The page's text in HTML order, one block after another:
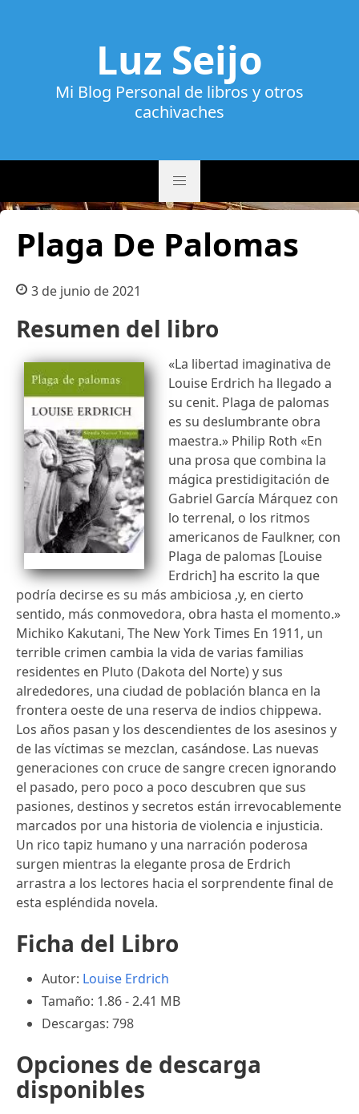
Luz Seijo
Mi Blog Personal de libros y otros
cachivaches
Plaga De Palomas
3 de junio de 2021
Resumen del libro
«La libertad imaginativa de
Louise Erdrich ha llegado a
su cenit. Plaga de palomas
es su deslumbrante obra
maestra.» Philip Roth «En
una prosa que combina la
mágica prestidigitación de
Gabriel García Márquez con
lo terrenal, o los ritmos
americanos de Faulkner, con
Plaga de palomas [Louise
Erdrich] ha escrito la que
podría decirse es su más ambiciosa ,y, en cierto
sentido, más conmovedora, obra hasta el momento.»
Michiko Kakutani, The New York Times En 1911, un
terrible crimen cambia la vida de varias familias
residentes en Pluto (Dakota del Norte) y sus
alrededores, una ciudad de población blanca en la
frontera oeste de una reserva de indios chippewa.
Los años pasan y los descendientes de los asesinos y
de las víctimas se mezclan, casándose. Las nuevas
generaciones con cruce de sangre crecen ignorando
el pasado, pero poco a poco descubren que sus
pasiones, destinos y secretos están irrevocablemente
marcados por una historia de violencia e injusticia.
Un rico tapiz humano y una narración poderosa
surgen mientras la elegante prosa de Erdrich
arrastra a los lectores hacia el sorprendente final de
esta espléndida novela.
Ficha del Libro
Autor: Louise Erdrich
Tamaño: 1.86 - 2.41 MB
Descargas: 798
Opciones de descarga
disponibles